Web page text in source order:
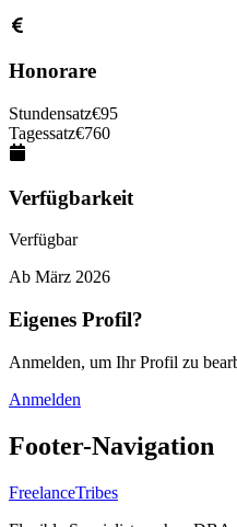
Honorare
Stundensatz€95
Tagessatz€760
Verfügbarkeit
Verfügbar
Ab März 2026
Eigenes Profil?
Anmelden, um Ihr Profil zu
Anmelden
Footer-Navigation
FreelanceTribes